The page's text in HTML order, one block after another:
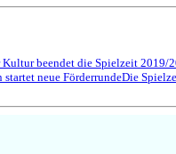
Kultur beendet die Spielzeit 2019/
neue FörderrundeDie